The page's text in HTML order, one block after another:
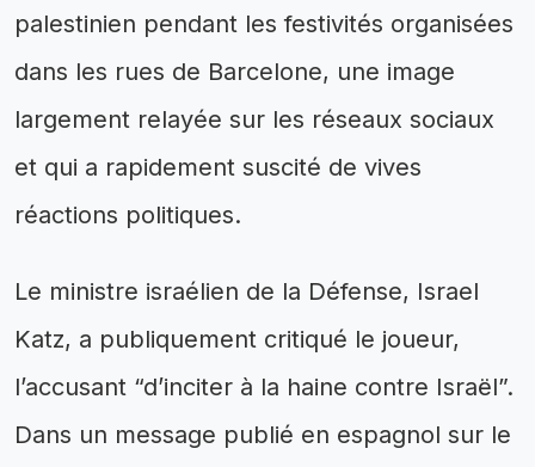
palestinien pendant les festivités organisées
dans les rues de Barcelone, une image
largement relayée sur les réseaux sociaux
et qui a rapidement suscité de vives
réactions politiques.
Le ministre israélien de la Défense, Israel
Katz, a publiquement critiqué le joueur,
l’accusant “d’inciter à la haine contre Israël”.
Dans un message publié en espagnol sur le